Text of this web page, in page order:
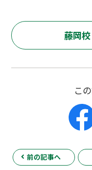
藤岡
こ
前の記事へ